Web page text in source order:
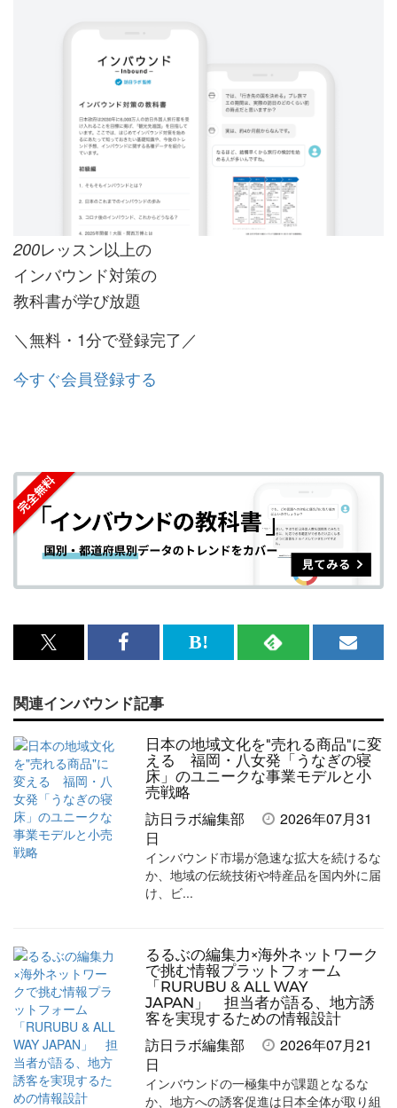
200レッスン以上の
インバウンド対策の
教科書が学び放題
＼無料・1分で登録完了／
今すぐ会員登録する
x<br>
記
事
を
シ
ェ
ア
Facebook<br>
記
は
ブ
ッ
マ
ー
ク
加
RSS
事
を
購
読
す
る
メ
ガ
登
録
す
る
関連インバウンド記事
日本の地域文化を"売れる商品"に変
える 福岡・八女発「うなぎの寝
床」のユニークな事業モデルと小
売戦略
訪日ラボ編集部
2026年07月31
日
インバウンド市場が急速な拡大を続けるな
か、地域の伝統技術や特産品を国内外に届
け、ビ...
るるぶの編集力×海外ネットワーク
で挑む情報プラットフォーム
「RURUBU & ALL WAY
JAPAN」 担当者が語る、地方誘
客を実現するための情報設計
訪日ラボ編集部
2026年07月21
日
インバウンドの一極集中が課題となるな
か、地方への誘客促進は日本全体が取り組